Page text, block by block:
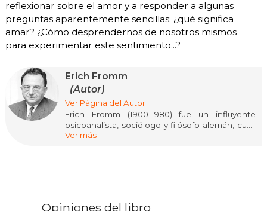
reflexionar sobre el amor y a responder a algunas
preguntas aparentemente sencillas: ¿qué significa
amar? ¿Cómo desprendernos de nosotros mismos
para experimentar este sentimiento...?
Erich Fromm
(Autor)
Ver Página del Autor
Erich Fromm (1900-1980) fue un influyente
psicoanalista, sociólogo y filósofo alemán, cuya
obra abordó la psicología humanista y el análisis
Ver más
Opiniones del libro